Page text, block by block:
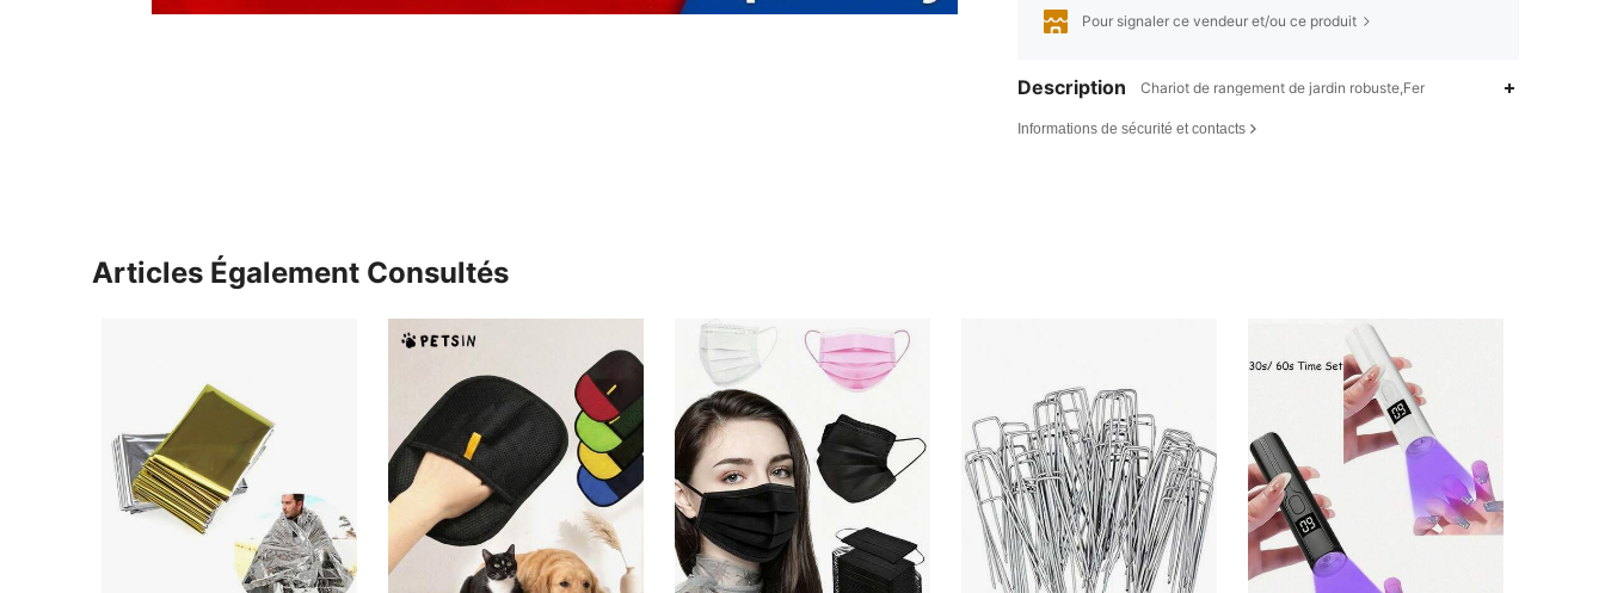
Pour signaler ce vendeur et/ou ce produit
Description Chariot de rangement de jardin robuste,Fer
Informations de sécurité et contacts
Articles Également Consultés